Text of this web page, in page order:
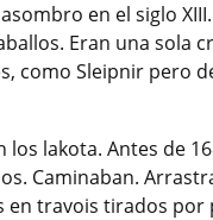
en el siglo
Eran una sola
como Sleipnir pero
los lakota. Antes de
Caminaban.
en travois tirados por